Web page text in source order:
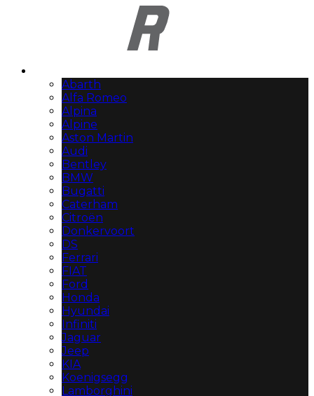
Abarth
Alfa Romeo
Alpina
Alpine
Aston Martin
Audi
Bentley
BMW
Bugatti
Caterham
Citroën
Donkervoort
DS
Ferrari
FIAT
Ford
Honda
Hyundai
Infiniti
Jaguar
Jeep
KIA
Koenigsegg
Lamborghini